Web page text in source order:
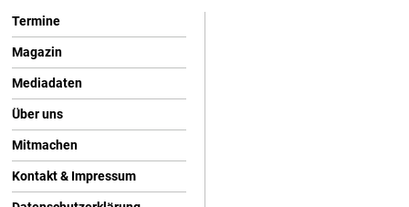
Termine
Magazin
Mediadaten
Über uns
Mitmachen
Kontakt & Impressum